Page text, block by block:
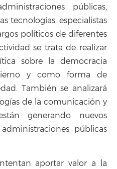
públicas,
tecnologías, especialistas
políticos de diferentes
se trata de realizar
sobre la democracia
y como forma de
También se analizará
de la comunicación y
generando nuevos
públicas
aportar valor a la